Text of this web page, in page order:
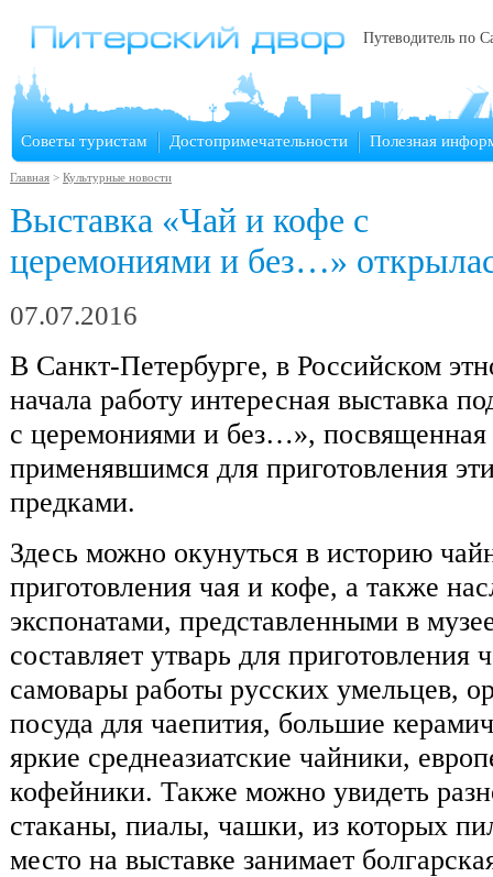
Путеводитель по
Советы туристам Достопримечательности Полезная
Главная > Культурные новости
Выставка «Чай и кофе с
церемониями и без…»
07.07.2016
В Санкт-Петербурге, в Российском
начала работу интересная выставка
с церемониями и без…», посвященная
применявшимся для приготовления
предками.
Здесь можно окунуться в историю
приготовления чая и кофе, а также
экспонатами, представленными в
составляет утварь для
самовары работы русских умельцев,
посуда для чаепития, большие
яркие среднеазиатские чайники,
кофейники. Также можно увидеть
стаканы, пиалы, чашки, из которых
место на выставке занимает